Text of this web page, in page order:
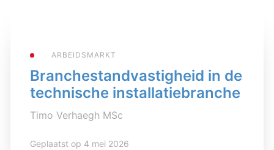
ARBEIDSMARKT
Branchestandvastigheid in de
technische installatiebranche
Timo Verhaegh MSc
Geplaatst op 4 mei 2026